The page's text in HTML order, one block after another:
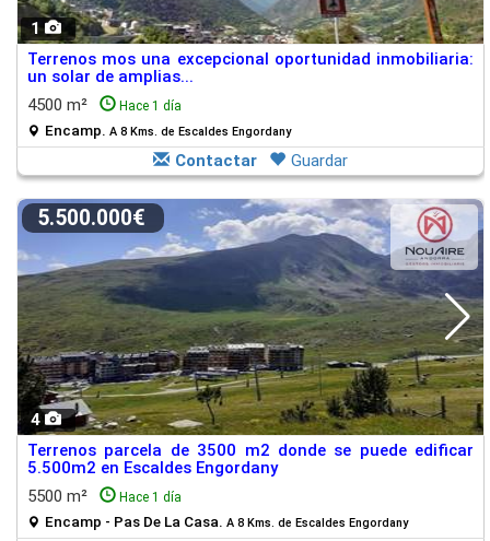
1
Terrenos mos una excepcional oportunidad inmobiliaria:
un solar de amplias...
4500 m²
Hace 1 día
Encamp. A 8 Kms. de Escaldes Engordany
Contactar Guardar
4
5.500.000€
Terrenos parcela de 3500 m2 donde se puede edificar
5.500m2 en Escaldes Engordany
5500 m²
Hace 1 día
Encamp - Pas De La Casa. A 8 Kms. de Escaldes Engordany